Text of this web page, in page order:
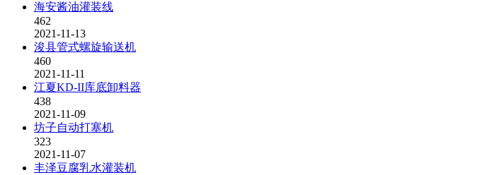
海安酱油灌装线
462
2021-11-13
浚县管式螺旋输送机
460
2021-11-11
江夏KD-II库底卸料器
438
2021-11-09
坊子自动打塞机
323
2021-11-07
丰泽豆腐乳水灌装机